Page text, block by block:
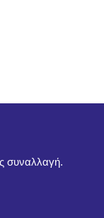
συναλλαγή.